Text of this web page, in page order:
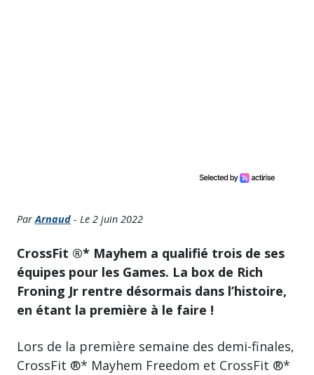
ParArnaud - Le 2 juin 2022
CrossFit ®* Mayhem a qualifié trois de ses
équipes pour les Games. La box de Rich
Froning Jr rentre désormais dans l’histoire,
en étant la première à le faire !
Lors de la première semaine des demi-finales,
CrossFit ®* Mayhem Freedom et CrossFit ®*